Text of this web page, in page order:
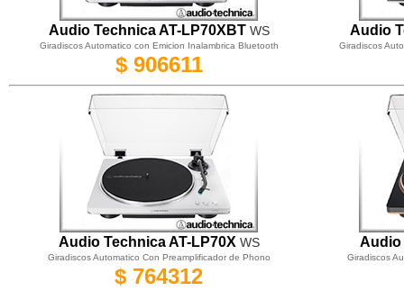
Audio Technica AT-LP70XBTWS Audio
Giradiscos Automatico con Emicion Inalambrica Bluetooth Giradiscos
$ 906611
Audio Technica AT-LP70X WS Audio
Giradiscos Automatico Con Preamplificador de Phono Giradiscos
$ 764312